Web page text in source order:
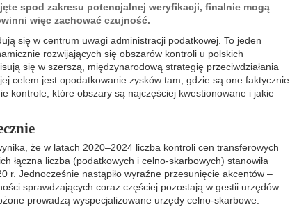
spod zakresu potencjalnej weryfikacji, finalnie mogą
więc zachować czujność.
się w centrum uwagi administracji podatkowej. To jeden
rozwijających się obszarów kontroli u polskich
się w szerszą, międzynarodową strategię przeciwdziałania
celem jest opodatkowanie zysków tam, gdzie są one faktycznie
kontrole, które obszary są najczęściej kwestionowane i jakie
że w latach 2020–2024 liczba kontroli cen transferowych
łączna liczba (podatkowych i celno-skarbowych) stanowiła
r. Jednocześnie nastąpiło wyraźne przesunięcie akcentów –
sprawdzających coraz częściej pozostają w gestii urzędów
prowadzą wyspecjalizowane urzędy celno-skarbowe.